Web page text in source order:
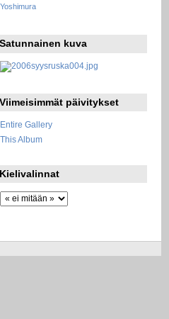
Yoshimura
Satunnainen kuva
Viimeisimmät päivitykset
Entire Gallery
This Album
Kielivalinnat